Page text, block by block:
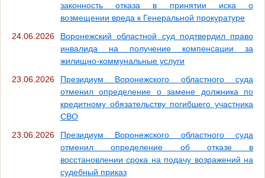
законность отказа в принятии иска о
возмещении вреда к Генеральной прокуратуре
24.06.2026
Воронежский областной суд подтвердил право
инвалида на получение компенсации за
жилищно-коммунальные услуги
23.06.2026
Президиум Воронежского областного суда
отменил определение о замене должника по
кредитному обязательству погибшего участника
СВО
23.06.2026
Президиум Воронежского областного суда
отменил определение об отказе в
восстановлении срока на подачу возражений на
судебный приказ